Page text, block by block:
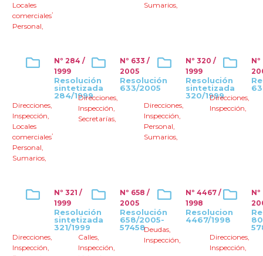
Locales
comerciales
,
Personal,
Sumarios,
Nº 284 /
1999
Resolución
sintetizada
284/1999
Direcciones,
Inspección,
Locales
comerciales
,
Personal,
Sumarios,
Nº 633 /
2005
Resolución
633/2005
Direcciones,
Inspección,
Secretarías,
Nº 320 /
1999
Resolución
sintetizada
320/1999
Direcciones,
Inspección,
Personal,
Sumarios,
Direcciones,
Inspección,
Nº 321 /
1999
Resolución
sintetizada
321/1999
Direcciones,
Inspección,
Nº 658 /
2005
Resolución
658/2005-
57458
Calles,
Inspección,
Nº 4467 /
1998
Resolucion
4467/1998
Deudas,
Inspección, Direcciones,
Inspección,